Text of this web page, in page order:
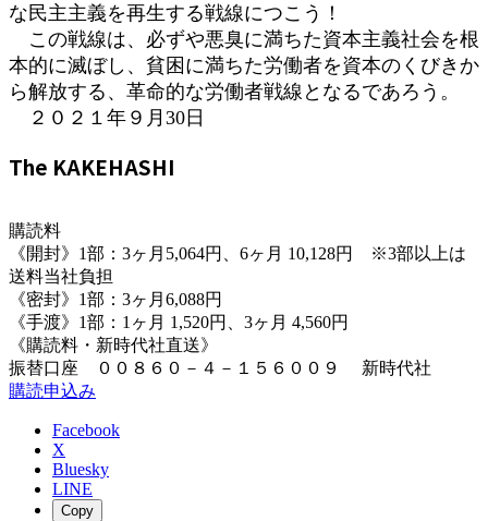
な民主主義を再生する戦線につこう！
この戦線は、必ずや悪臭に満ちた資本主義社会を根
本的に滅ぼし、貧困に満ちた労働者を資本のくびきか
ら解放する、革命的な労働者戦線となるであろう。
２０２１年９月30日
The KAKEHASHI
購読料
《開封》1部：3ヶ月5,064円、6ヶ月 10,128円 ※3部以上は
送料当社負担
《密封》1部：3ヶ月6,088円
《手渡》1部：1ヶ月 1,520円、3ヶ月 4,560円
《購読料・新時代社直送》
振替口座 ００８６０－４－１５６００９ 新時代社
購読申込み
Facebook
X
Bluesky
LINE
Copy